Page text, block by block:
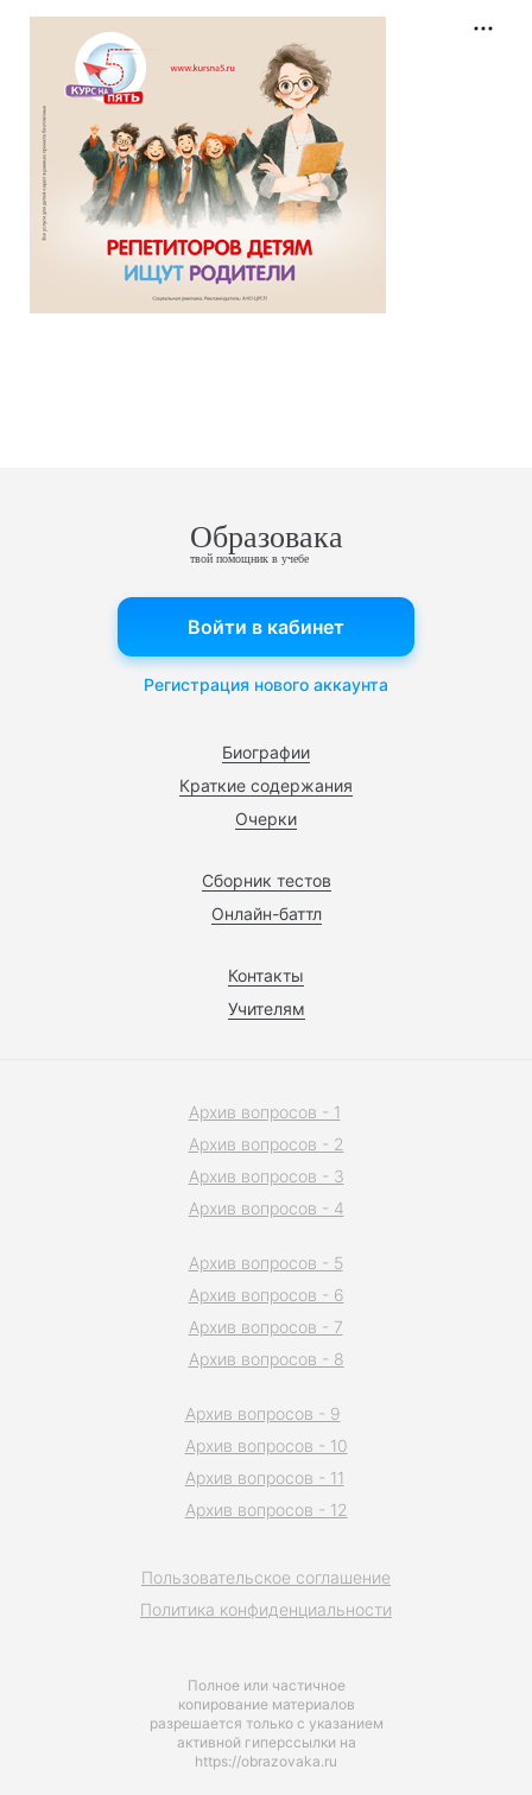
Образовака
твой помощник в учебе
Биографии
Краткие содержания
Очерки
Сборник тестов
Онлайн-баттл
Контакты
Учителям
Войти в кабинет
Регистрация нового аккаунта
Полное или частичное
копирование материалов
разрешается только с указанием
активной гиперссылки на
https://obrazovaka.ru
Пользовательское соглашение
Политика конфиденциальности
Архив вопросов - 1
Архив вопросов - 2
Архив вопросов - 3
Архив вопросов - 4
Архив вопросов - 5
Архив вопросов - 6
Архив вопросов - 7
Архив вопросов - 8
Архив вопросов - 9
Архив вопросов - 10
Архив вопросов - 11
Архив вопросов - 12